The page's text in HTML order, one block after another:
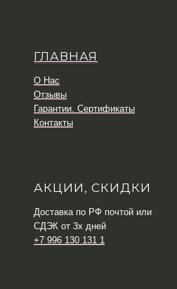
ГЛАВНАЯ
О Нас
Отзывы
Гарантии. Сертификаты
Контакты
АКЦИИ, СКИДКИ
Доставка по РФ почтой или
СДЭК от 3х дней
+7 996 130 131 1